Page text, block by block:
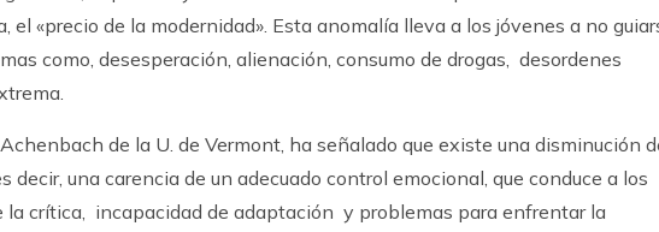
el «precio de la modernidad». Esta anomalía lleva a los jóvenes a no
como, desesperación, alienación, consumo de drogas, desordenes
de la U. de Vermont, ha señalado que existe una disminución
decir, una carencia de un adecuado control emocional, que conduce a los
la crítica, incapacidad de adaptación y problemas para enfrentar la